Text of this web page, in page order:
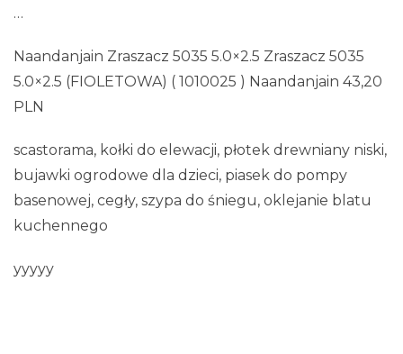
…
Naandanjain Zraszacz 5035 5.0×2.5 Zraszacz 5035
5.0×2.5 (FIOLETOWA) ( 1010025 ) Naandanjain 43,20
PLN
scastorama, kołki do elewacji, płotek drewniany niski,
bujawki ogrodowe dla dzieci, piasek do pompy
basenowej, cegły, szypa do śniegu, oklejanie blatu
kuchennego
yyyyy